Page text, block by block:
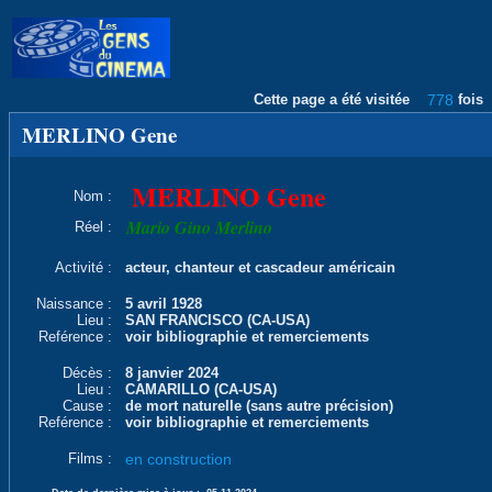
Cette page a été visitée 778 fois
MERLINO Gene
Nom : MERLINO Gene
Réel : Mario Gino Merlino
Activité : acteur, chanteur et cascadeur américain
Naissance :
5 avril 1928
Lieu :
SAN FRANCISCO (CA-USA)
Reférence :
voir bibliographie et remerciements
Décès :
8 janvier 2024
Lieu :
CAMARILLO (CA-USA)
Cause :
de mort naturelle (sans autre précision)
Reférence :
voir bibliographie et remerciements
Films : en construction